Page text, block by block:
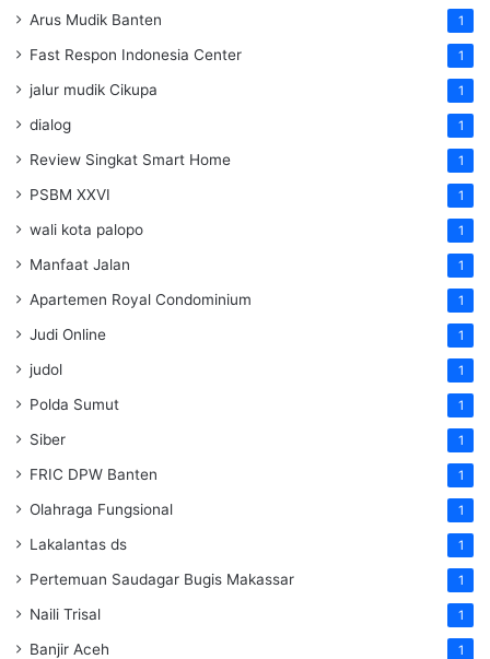
Arus Mudik Banten 1
Fast Respon Indonesia Center 1
jalur mudik Cikupa 1
dialog 1
Review Singkat Smart Home 1
PSBM XXVI 1
wali kota palopo 1
Manfaat Jalan 1
Apartemen Royal Condominium 1
Judi Online 1
judol 1
Polda Sumut 1
Siber 1
FRIC DPW Banten 1
Olahraga Fungsional 1
Lakalantas ds 1
Pertemuan Saudagar Bugis Makassar 1
Naili Trisal 1
Banjir Aceh 1